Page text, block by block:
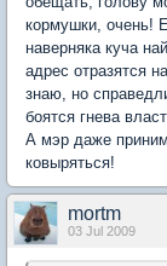
кормушки, очень!
наверняка куча
адрес отразятся
знаю, но
боятся гнева
А мэр даже
ковыряться!
mortm
03 Jul 2009